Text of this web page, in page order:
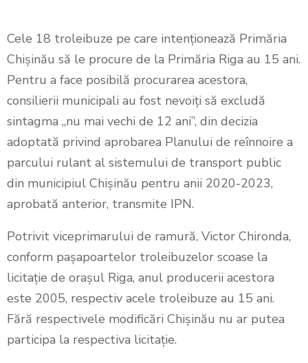
Cele 18 troleibuze pe care intenționează Primăria
Chișinău să le procure de la Primăria Riga au 15 ani.
Pentru a face posibilă procurarea acestora,
consilierii municipali au fost nevoiți să excludă
sintagma „nu mai vechi de 12 ani”, din decizia
adoptată privind aprobarea Planului de reînnoire a
parcului rulant al sistemului de transport public
din municipiul Chișinău pentru anii 2020-2023,
aprobată anterior, transmite IPN.
Potrivit viceprimarului de ramură, Victor Chironda,
conform pașapoartelor troleibuzelor scoase la
licitație de orașul Riga, anul producerii acestora
este 2005, respectiv acele troleibuze au 15 ani.
Fără respectivele modificări Chișinău nu ar putea
participa la respectiva licitație.